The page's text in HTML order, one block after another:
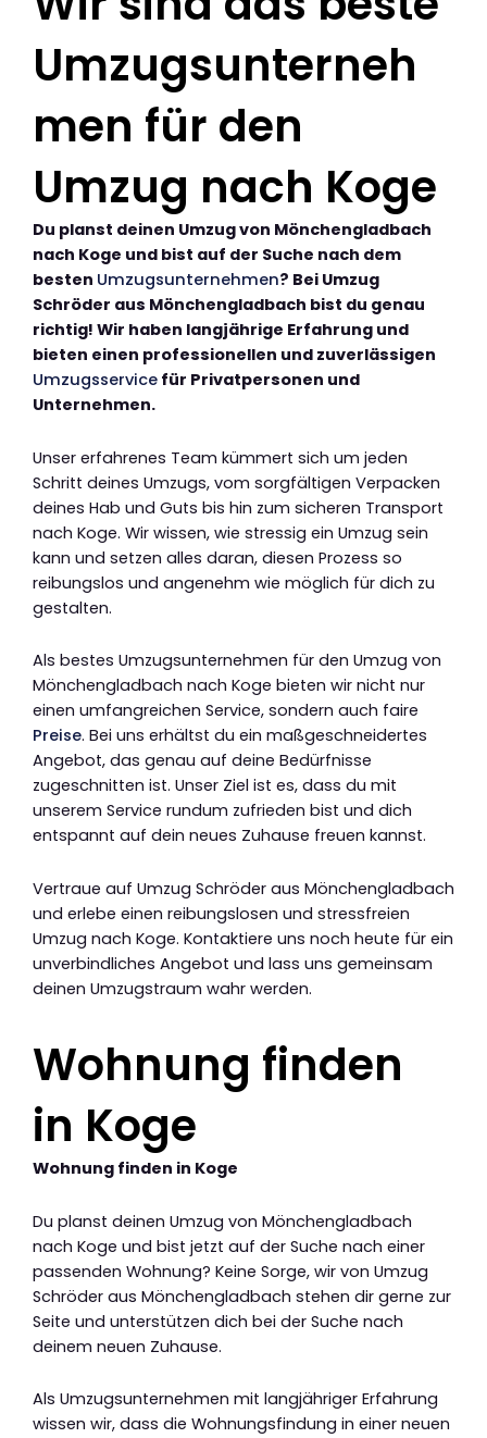
Umzugsunterneh
men für den
Umzug nach Koge
Du planst deinen Umzug von Mönchengladbach
nach Koge und bist auf der Suche nach dem
besten Umzugsunternehmen? Bei Umzug
Schröder aus Mönchengladbach bist du genau
richtig! Wir haben langjährige Erfahrung und
bieten einen professionellen und zuverlässigen
Umzugsservice für Privatpersonen und
Unternehmen.
Unser erfahrenes Team kümmert sich um jeden
Schritt deines Umzugs, vom sorgfältigen Verpacken
deines Hab und Guts bis hin zum sicheren Transport
nach Koge. Wir wissen, wie stressig ein Umzug sein
kann und setzen alles daran, diesen Prozess so
reibungslos und angenehm wie möglich für dich zu
gestalten.
Als bestes Umzugsunternehmen für den Umzug von
Mönchengladbach nach Koge bieten wir nicht nur
einen umfangreichen Service, sondern auch faire
Preise. Bei uns erhältst du ein maßgeschneidertes
Angebot, das genau auf deine Bedürfnisse
zugeschnitten ist. Unser Ziel ist es, dass du mit
unserem Service rundum zufrieden bist und dich
entspannt auf dein neues Zuhause freuen kannst.
Vertraue auf Umzug Schröder aus Mönchengladbach
und erlebe einen reibungslosen und stressfreien
Umzug nach Koge. Kontaktiere uns noch heute für ein
unverbindliches Angebot und lass uns gemeinsam
deinen Umzugstraum wahr werden.
Wohnung finden
in Koge
Wohnung finden in Koge
Du planst deinen Umzug von Mönchengladbach
nach Koge und bist jetzt auf der Suche nach einer
passenden Wohnung? Keine Sorge, wir von Umzug
Schröder aus Mönchengladbach stehen dir gerne zur
Seite und unterstützen dich bei der Suche nach
deinem neuen Zuhause.
Als Umzugsunternehmen mit langjähriger Erfahrung
wissen wir, dass die Wohnungsfindung in einer neuen